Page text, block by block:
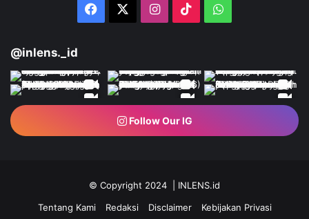
Facebook Instagram
TikTokWhatsApp
@inlens._id
Follow Our IG
© Copyright 2024 | INLENS.id
Tentang Kami
Redaksi Disclaimer Kebijakan Privasi